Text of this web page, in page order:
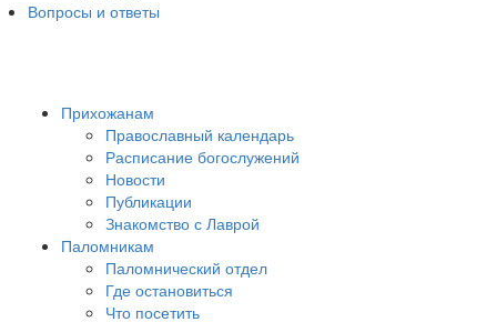
Вопросы и ответы
Прихожанам
Православный календарь
Расписание богослужений
Новости
Публикации
Знакомство с Лаврой
Паломникам
Паломнический отдел
Где остановиться
Что посетить